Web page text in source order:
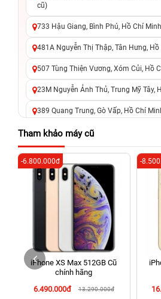
cũ)
733 Hậu Giang, Bình Phú, Hồ Chí
481A Nguyễn Thị Thập, Tân Hưng,
507 Tùng Thiện Vương, Xóm Củi, Hồ
23M Nguyễn Ảnh Thủ, Trung Mỹ Tây,
389 Quang Trung, Gò Vấp, Hồ Chí
625 - 625A Âu Cơ, Tân Phú, Hồ Chí
326 Lê Văn Việt, Tăng Nhơn Phú, Hồ
Đức cũ)
256 Võ Văn Ngân, Thủ Đức, Hồ Chí
Đức Cũ)
70 Nguyễn An Ninh, Dĩ An, Hồ Chí
24h Vũng Tàu: 162A Ba Cu, Vũng
Tàu cũ)
198 Hoàng Văn Thụ, Tân Sơn Nhất,
Tham khảo máy cũ
iPhone XS Max 512GB Cũ
chính hãng
6.490.000đ
13.290.000đ
-6.800.000đ -